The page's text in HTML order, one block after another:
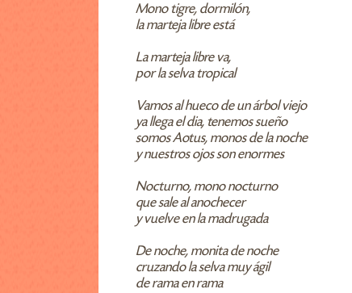
Mono tigre, dormilón,
la marteja libre está
La marteja libre va,
por la selva tropical
Vamos al hueco de un árbol viejo
ya llega el dia, tenemos sueño
somos Aotus, monos de la noche
y nuestros ojos son enormes
Nocturno, mono nocturno
que sale al anochecer
y vuelve en la madrugada
De noche, monita de noche
cruzando la selva muy ágil
de rama en rama